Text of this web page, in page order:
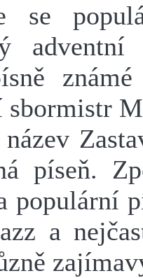
se
sbormistr
píseň.
populární
a